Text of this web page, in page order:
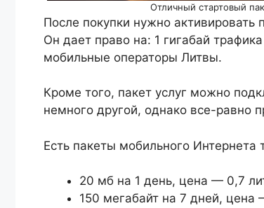
Отличный стартовый
После покупки нужно активировать
Он дает право на: 1 гигабай
мобильные операторы Литвы.
Кроме того, пакет услуг можно
немного другой, однако все-равно
Есть пакеты мобильного Интернета
20 мб на 1 день, цена — 0,7
150 мегабайт на 7 дней,